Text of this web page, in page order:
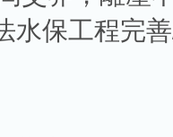
水保工程完